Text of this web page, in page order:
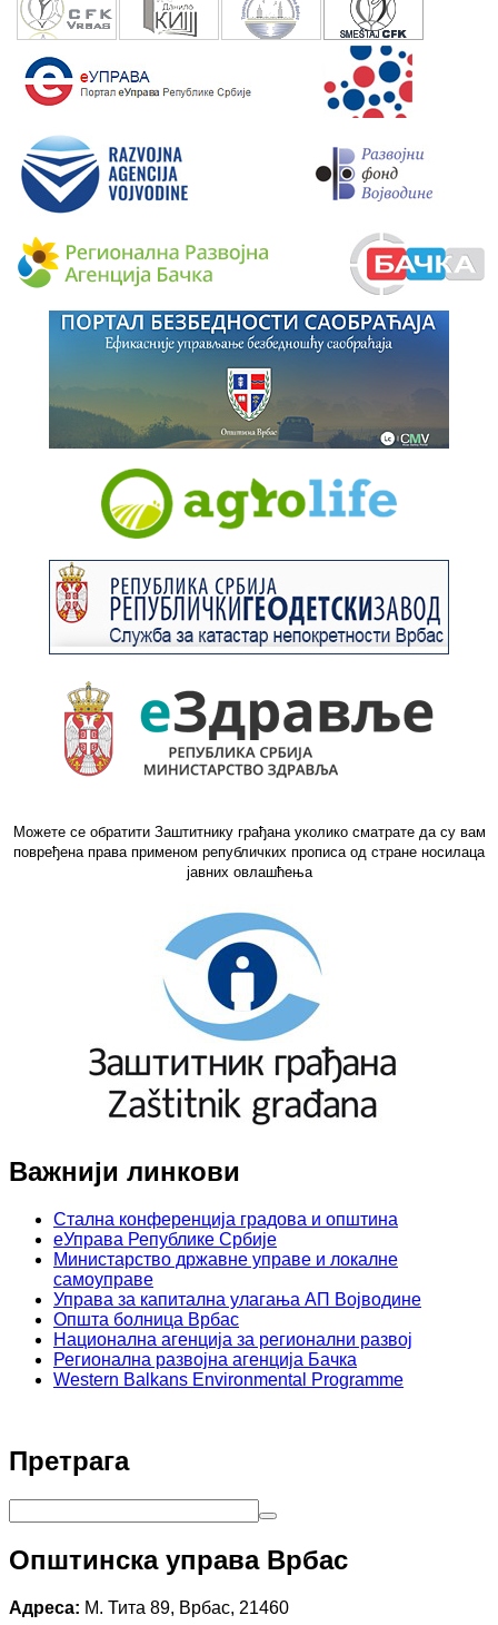
Можете се обратити Заштитнику грађана уколико сматрате да су вам
повређена права применом републичких прописа од стране носилаца
јавних овлашћења
Важнији линкови
Стална конференција градова и општина
еУправа Републике Србије
Министарство државне управе и локалне
самоуправе
Управа за капитална улагања АП Војводине
Општа болница Врбас
Национална агенција за регионални развој
Регионална развојна агенција Бачка
Western Balkans Environmental Programme
Претрага
Општинска управа Врбас
Адреса: М. Тита 89, Врбас, 21460